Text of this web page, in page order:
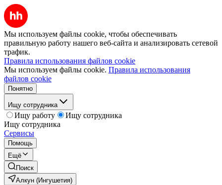
Мы используем файлы cookie, чтобы обеспечивать
правильную работу нашего веб-сайта и анализировать сетевой
трафик.
Правила использования файлов cookie
Мы используем файлы cookie. Правила использования
файлов cookie
Понятно
Ищу сотрудника
Ищу работу
Ищу сотрудника
Ищу сотрудника
Сервисы
Помощь
Ещё
Поиск
Алкун (Ингушетия)